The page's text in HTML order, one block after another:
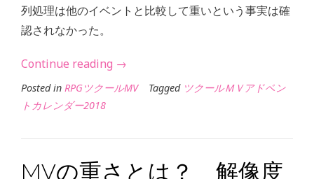
列処理は他のイベントと比較して重いという事実は確
認されなかった。
Continue reading “MV
の
と
は？
→
Posted in RPGツクールMV Tagged ツクールＭＶアドベン
トカレンダー2018
MVの重さとは？ 解像度